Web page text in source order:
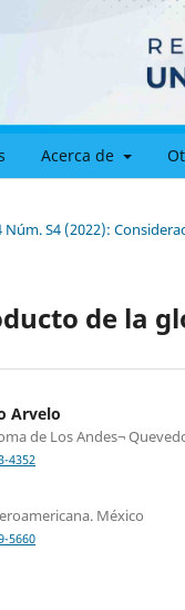
Acerca de
Núm. S4 (2022):
de la
Arvelo
de Los Andes¬
4352
México
5660